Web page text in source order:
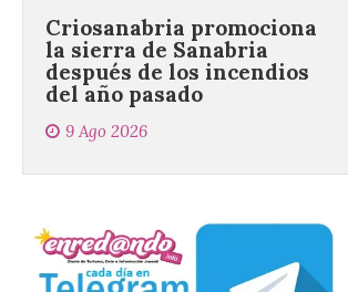
después de los incendios
del año pasado
9 Ago 2026
hacer una cima acudan a
de este modo también se colabora con el
comercio local sanabrés después de los
graves incendios de 2025. […]